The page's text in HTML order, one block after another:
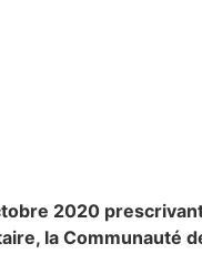
2020
la Communauté